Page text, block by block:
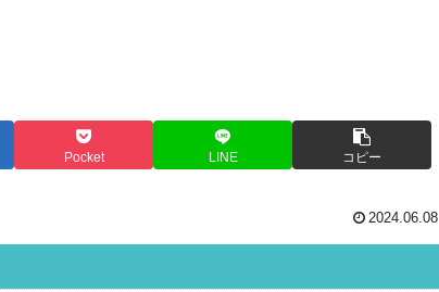
Pocket LINE コピー
2024.06.08